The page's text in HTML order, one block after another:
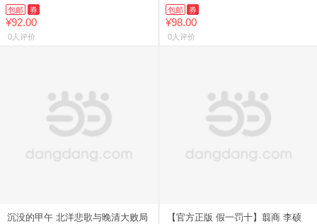
奖
包邮 券
¥92.00
0人评价
包邮 券
¥98.00
0人评价
沉没的甲午 北洋悲歌与晚清大败局
【官方正版 假一罚十】翦商 李硕